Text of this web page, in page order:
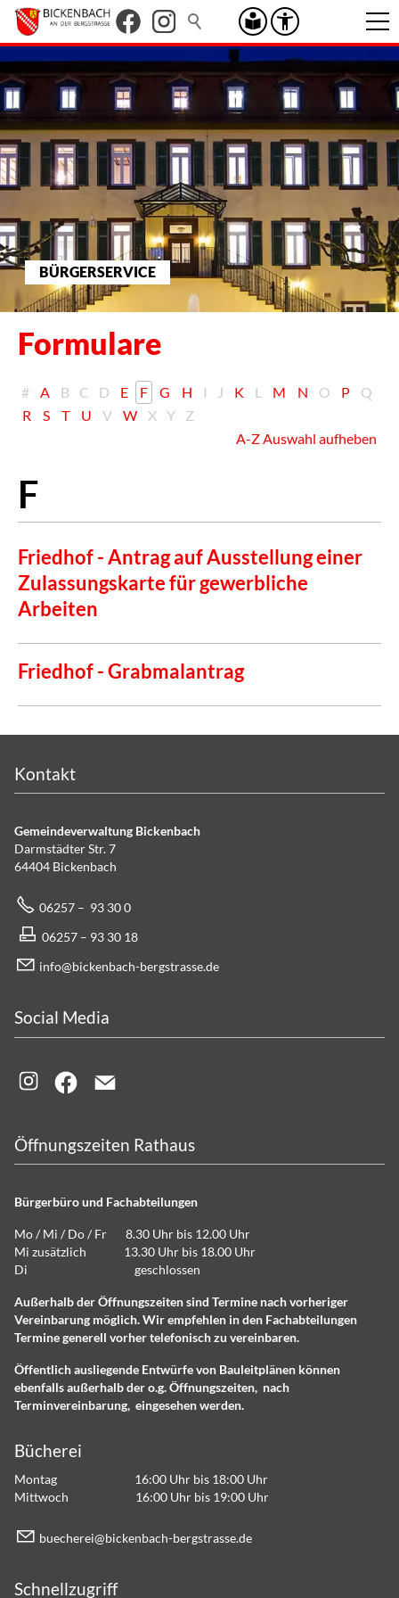
BÜRGERSERVICE
Formulare
# A B C D E F G H I J K L M N O P
Q
R
S T U V W X Y
Z
A-Z Auswahl aufheben
Friedhof - Antrag auf Ausstellung einer
Zulassungskarte für gewerbliche
Arbeiten
Friedhof - Grabmalantrag
Kontakt
Gemeindeverwaltung Bickenbach
Darmstädter Str. 7
64404 Bickenbach
06257 – 93 30 0
06257 – 93 30 18
info@bickenbach-bergstrasse.de
Social Media
Öffnungszeiten Rathaus
Bürgerbüro und Fachabteilungen
Mo / Mi / Do / Fr 8.30 Uhr bis 12.00 Uhr
Mi zusätzlich 13.30 Uhr bis 18.00 Uhr
Di geschlossen
Außerhalb der Öffnungszeiten sind Termine nach vorheriger
Vereinbarung möglich. Wir empfehlen in den Fachabteilungen
Termine generell vorher telefonisch zu vereinbaren.
Öffentlich ausliegende Entwürfe von Bauleitplänen können
ebenfalls außerhalb der o.g. Öffnungszeiten, nach
Terminvereinbarung, eingesehen werden.
Bücherei
Montag 16:00 Uhr bis 18:00 Uhr
Mittwoch 16:00 Uhr bis 19:00 Uhr
b ch r b ck nb ch-b rgstr ss d
Schnellzugriff